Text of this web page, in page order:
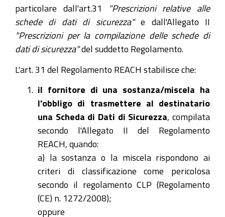
particolare dall'art.31
"Prescrizioni relative alle
schede di dati di sicurezza"e dall'Allegato II
"Prescrizioni per la compilazione delle schede di
dati di sicurezza"del suddetto Regolamento.
L'art. 31 del Regolamento REACH stabilisce che:
il fornitore di una sostanza/miscela ha
l'obbligo di trasmettere al destinatario
una Scheda di Dati di Sicurezza , compilata
secondo l'Allegato II del Regolamento
REACH, quando:
a) la sostanza o la miscela rispondono ai
criteri di classificazione come pericolosa
secondo il regolamento CLP (Regolamento
(CE) n. 1272/2008);
oppure